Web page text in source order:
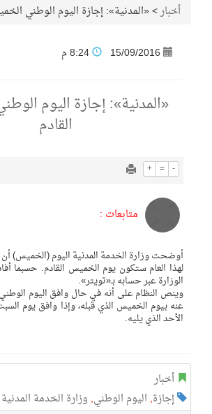
أخبار>«المدنية»: إجازة اليوم الوطني
15/09/2016
«المدنية»: إجازة اليوم
القادم
+ = -
متابعات :
أوضحت وزارة الخدمة المدنية اليوم (الخميس) أن
لهذا العام ستكون يوم الخميس القادم. حسبما
الوزارة عبر حسابه بـ«تويتر».
وينص النظام على أنه في حال وافق اليوم
عنه بيوم الخميس الذي قبله، وإذا وافق يوم
الأحد الذي يليه.
أخبار
إجازة, اليوم الوطني, وزارة الخدمة المدنية